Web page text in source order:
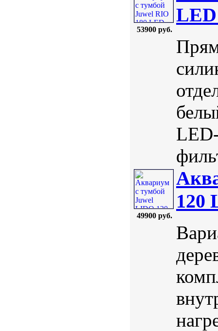
53900 руб.
49900 руб.
120